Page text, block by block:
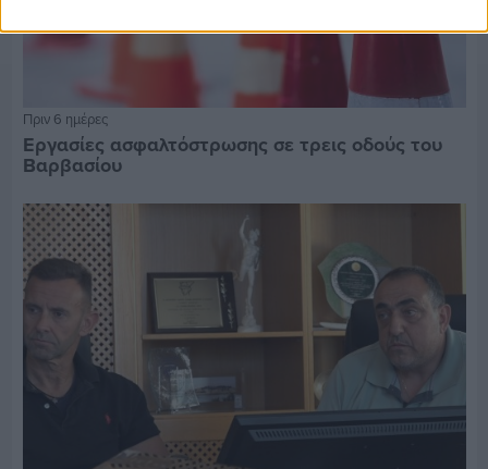
Πριν 6 ημέρες
Εργασίες ασφαλτόστρωσης σε τρεις οδούς του
Βαρβασίου